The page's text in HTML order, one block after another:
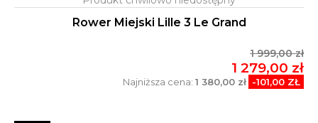
Rower Miejski Lille 3 Le Grand
1 999,00 zł
1 279,00 zł
Najniższa cena: 1 380,00 zł -101,00 ZŁ